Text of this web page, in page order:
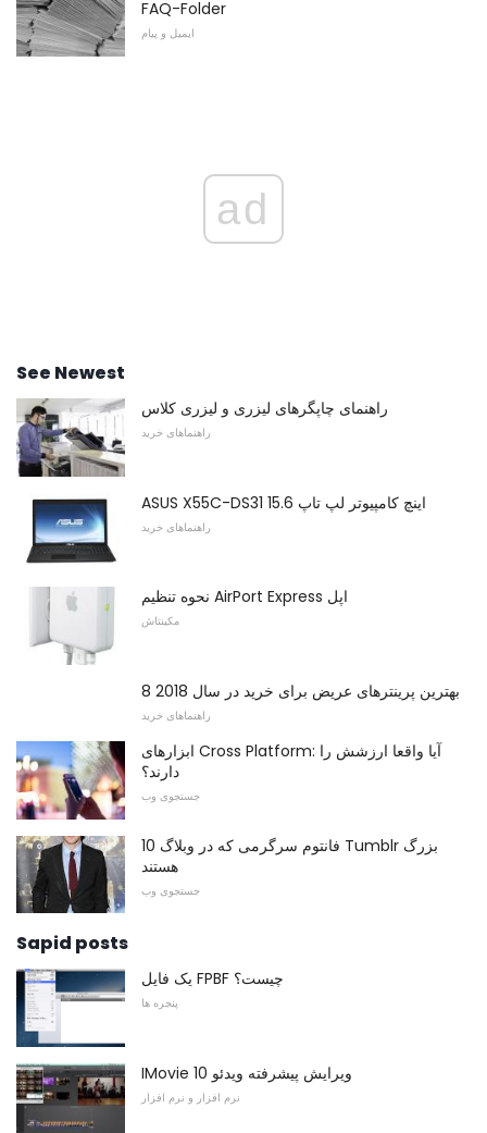
FAQ-Folder
ایمیل و پیام
ad
See Newest
راهنمای چاپگرهای لیزری و لیزری کلاس
راهنماهای خرید
ASUS X55C-DS31 15.6 اینچ کامپیوتر لپ تاپ
راهنماهای خرید
نحوه تنظیم AirPort Express اپل
مکینتاش
8 بهترین پرینترهای عریض برای خرید در سال 2018
راهنماهای خرید
ابزارهای Cross Platform: آیا واقعا ارزشش را
دارند؟
جستجوی وب
10 فانتوم سرگرمی که در وبلاگ Tumblr بزرگ
هستند
جستجوی وب
Sapid posts
یک فایل FPBF چیست؟
پنجره ها
IMovie 10 ویرایش پیشرفته ویدئو
نرم افزار و نرم افزار